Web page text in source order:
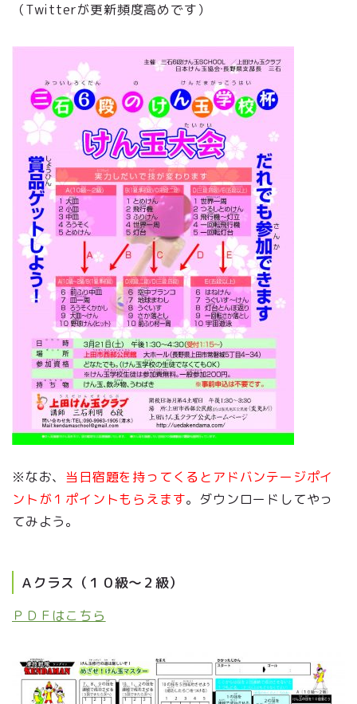
（Twitterが更新頻度高めです）
※なお、 当日宿題を持ってくるとアドバンテージポイ
ントが１ポイントもらえます。ダウンロードしてやっ
てみよう。
Ａクラス（１０級～２級）
ＰＤＦはこちら